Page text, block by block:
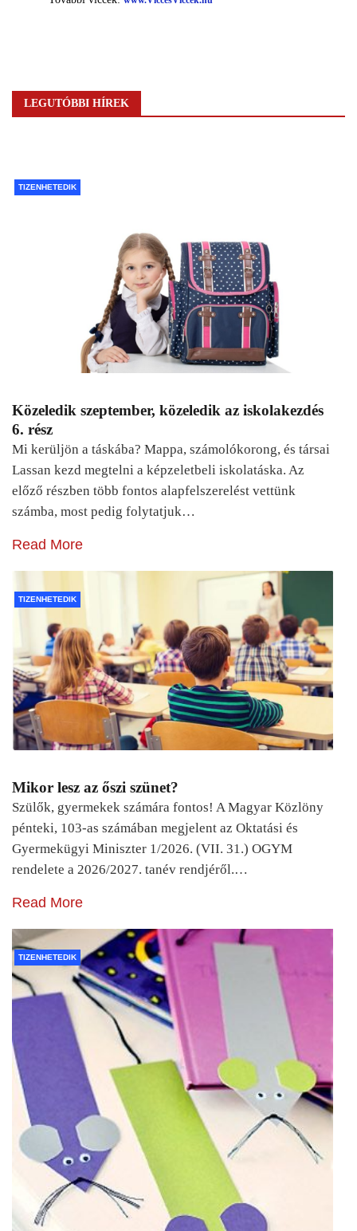
LEGUTÓBBI HÍREK
TIZENHETEDIK
Közeledik szeptember, közeledik az iskolakezdés
6. rész
Mi kerüljön a táskába? Mappa, számolókorong, és társai
Lassan kezd megtelni a képzeletbeli iskolatáska. Az
előző részben több fontos alapfelszerelést vettünk
számba, most pedig folytatjuk…
Read More
TIZENHETEDIK
Mikor lesz az őszi szünet?
Szülők, gyermekek számára fontos! A Magyar Közlöny
pénteki, 103-as számában megjelent az Oktatási és
Gyermekügyi Miniszter 1/2026. (VII. 31.) OGYM
rendelete a 2026/2027. tanév rendjéről.…
Read More
TIZENHETEDIK